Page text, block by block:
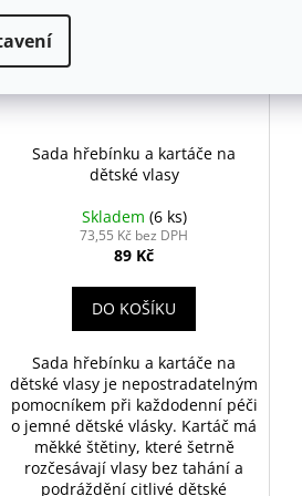
Sada hřebínku a kartáče na
dětské vlasy
Skladem (6 ks)
73,55 Kč bez DPH
89 Kč
DO KOŠÍKU
Sada hřebínku a kartáče na
dětské vlasy je nepostradatelným
pomocníkem při každodenní péči
o jemné dětské vlásky. Kartáč má
měkké štětiny, které šetrně
rozčesávají vlasy bez tahání a
podráždění citlivé dětské